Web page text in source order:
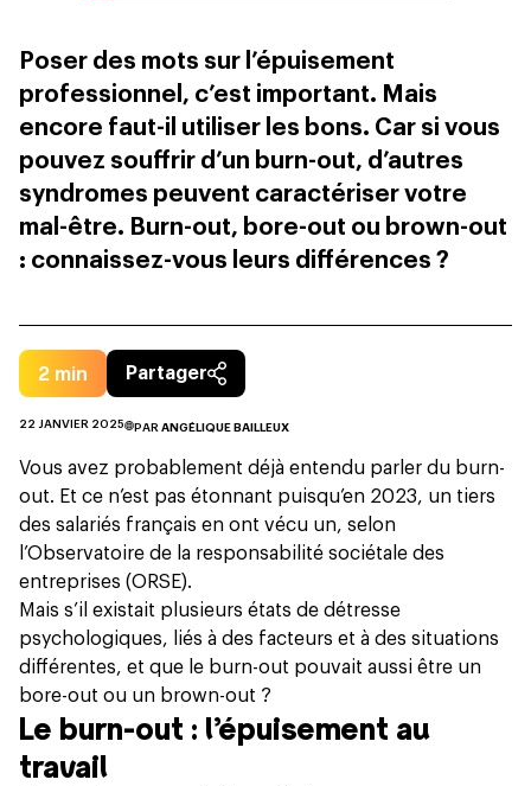
Poser des mots sur l’épuisement
professionnel, c’est important. Mais
encore faut-il utiliser les bons. Car si vous
pouvez souffrir d’un burn-out, d’autres
syndromes peuvent caractériser votre
mal-être. Burn-out, bore-out ou brown-out
: connaissez-vous leurs différences ?
2 min Partager
22 JANVIER 2025 PAR ANGÉLIQUE BAILLEUX
Vous avez probablement déjà entendu parler du burn-
out. Et ce n’est pas étonnant puisqu’en 2023, un tiers
des salariés français en ont vécu un, selon
l’Observatoire de la responsabilité sociétale des
entreprises (ORSE).
Mais s’il existait plusieurs états de détresse
psychologiques, liés à des facteurs et à des situations
différentes, et que le burn-out pouvait aussi être un
bore-out ou un brown-out ?
Le burn-out : l’épuisement au
travail